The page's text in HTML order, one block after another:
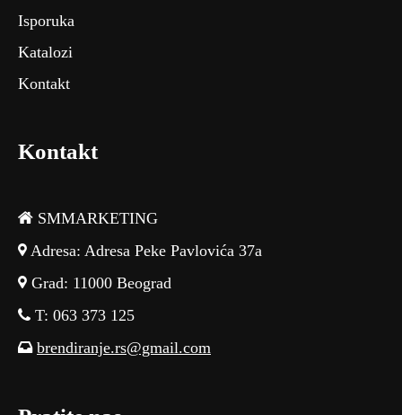
Isporuka
Katalozi
Kontakt
Kontakt
SMMARKETING
Adresa: Adresa Peke Pavlovića 37a
Grad: 11000 Beograd
T: 063 373 125
brendiranje.rs@gmail.com